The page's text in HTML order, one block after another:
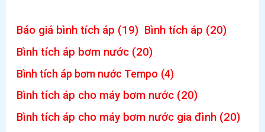
Báo giá bình tích áp (19) Bình tích áp (20)
Bình tích áp bơm nước (20)
Bình tích áp bơm nước Tempo (4)
Bình tích áp cho máy bơm nước (20)
Bình tích áp cho máy bơm nước gia đình (20)